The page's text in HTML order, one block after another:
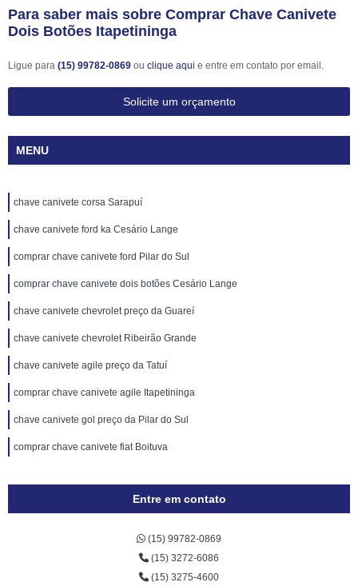
Para saber mais sobre Comprar Chave Canivete
Dois Botões Itapetininga
Ligue para (15) 99782-0869 ou clique aqui e entre em contato por email.
Solicite um orçamento
MENU
chave canivete corsa Sarapuí
chave canivete ford ka Cesário Lange
comprar chave canivete ford Pilar do Sul
comprar chave canivete dois botões Cesário Lange
chave canivete chevrolet preço da Guareí
chave canivete chevrolet Ribeirão Grande
chave canivete agile preço da Tatuí
comprar chave canivete agile Itapetininga
chave canivete gol preço da Pilar do Sul
comprar chave canivete fiat Boituva
Entre em contato
(15) 99782-0869
(15) 3272-6086
(15) 3275-4600